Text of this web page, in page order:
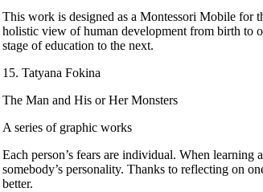
This work is designed as a Montessori Mobile for
holistic view of human development from birth to
stage of education to the next.
15. Tatyana Fokina
The Man and His or Her Monsters
A series of graphic works
Each person’s fears are individual. When
somebody’s personality. Thanks to reflecting on
better.